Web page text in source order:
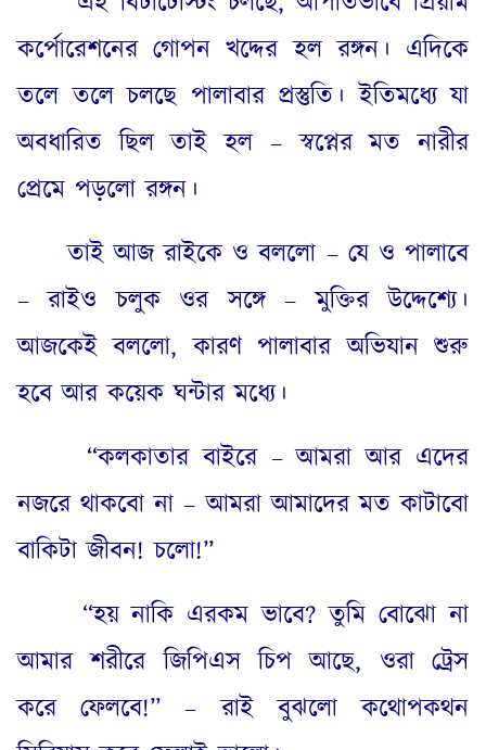
কর্পোরেশনের গোপন খদ্দের হল রঙ্গন। এদিকে
তলে তলে চলছে পালাবার প্রস্তুতি। ইতিমধ্যে যা
অবধারিত ছিল তাই হল – স্বপ্নের মত নারীর
প্রেমে পড়লো রঙ্গন।
তাই আজ রাইকে ও বললো – যে ও পালাবে
– রাইও চলুক ওর সঙ্গে – মুক্তির উদ্দেশ্যে।
আজকেই বললো,কারণ পালাবার অভিযান শুরু
হবে আর কয়েক ঘন্টার মধ্যে।
“কলকাতার বাইরে – আমরা আর এদের
নজরে থাকবো না – আমরা আমাদের মত কাটাবো
বাকিটা জীবন!চলো!”
“হয় নাকি এরকম ভাবে?তুমি বোঝো না
আমার শরীরে জিপিএস চিপ আছে, ওরা ট্রেস
করে ফেলবে!” –রাই বুঝলো কথোপকথন